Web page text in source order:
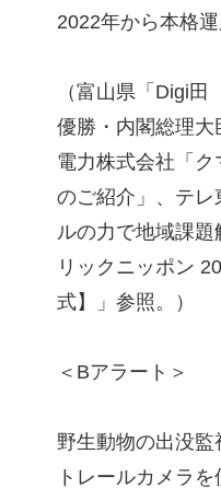
2022年から本格運
（富山県「Digi
優勝・内閣総理
電力株式会社「
のご紹介」、テレ
ルの力で地域課題
リックニッポン
式】」参照。）
＜Bアラート＞
野生動物の出没
トレールカメラ